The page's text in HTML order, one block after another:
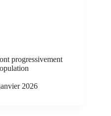
progressivement
2026